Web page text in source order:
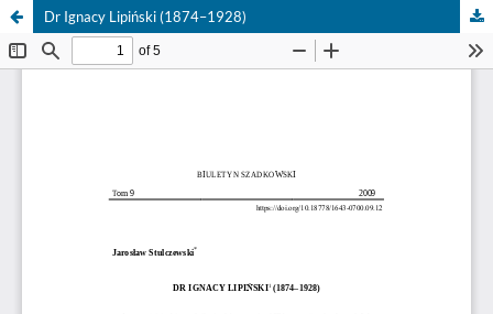
Dr Ignacy Lipiński (1874–1928)